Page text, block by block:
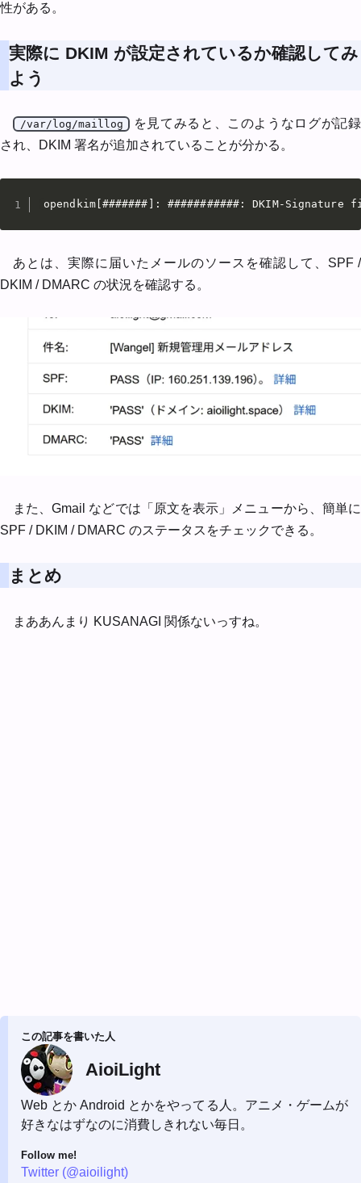
性がある。
実際に DKIM が設定されているか確認してみ
よう
/var/log/maillog
を見てみると、このようなログが記録
され、DKIM 署名が追加されていることが分かる。
opendkim[#######]: ###########: DKIM-Signature
あとは、実際に届いたメールのソースを確認して、SPF /
DKIM / DMARC の状況を確認する。
また、Gmail などでは「原文を表示」メニューから、簡単に
SPF / DKIM / DMARC のステータスをチェックできる。
まとめ
まああんまり KUSANAGI 関係ないっすね。
この記事を書いた人
AioiLight
Web とか Android とかをやってる人。アニメ・ゲームが
好きなはずなのに消費しきれない毎日。
Follow me!
Twitter (@aioilight)